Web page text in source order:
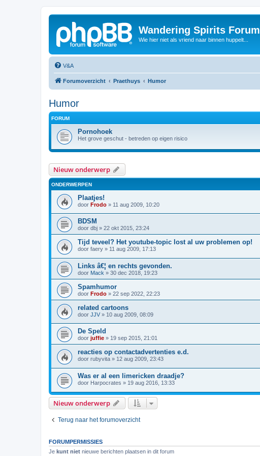
Wandering Spirits Forum
Wie hier niet als vriend naar binnen huppelt...
V&A
Forumoverzicht Praethuys Humor
Humor
FORUM
Pornohoek
Het grove geschut - betreden op eigen risico
Nieuw onderwerp
ONDERWERPEN
Plaatjes!
door Frodo » 11 aug 2009, 10:20
BDSM
door dbj » 22 okt 2015, 23:24
Tijd teveel? Het youtube-topic lost al uw problemen op!
door faery » 11 aug 2009, 17:13
Links â€¦ en rechts gevonden.
door Mack » 30 dec 2018, 19:23
Spamhumor
door Frodo » 22 sep 2022, 22:23
related cartoons
door JJV » 10 aug 2009, 08:09
De Speld
door juffie » 19 sep 2015, 21:01
reacties op contactadvertenties e.d.
door rubyvita » 12 aug 2009, 23:43
Was er al een limericken draadje?
door Harpocrates » 19 aug 2016, 13:33
Nieuw onderwerp
Terug naar het forumoverzicht
FORUMPERMISSIES
Je kunt niet nieuwe berichten plaatsen in dit forum